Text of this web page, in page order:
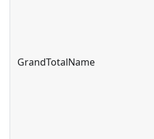
GrandTotalName